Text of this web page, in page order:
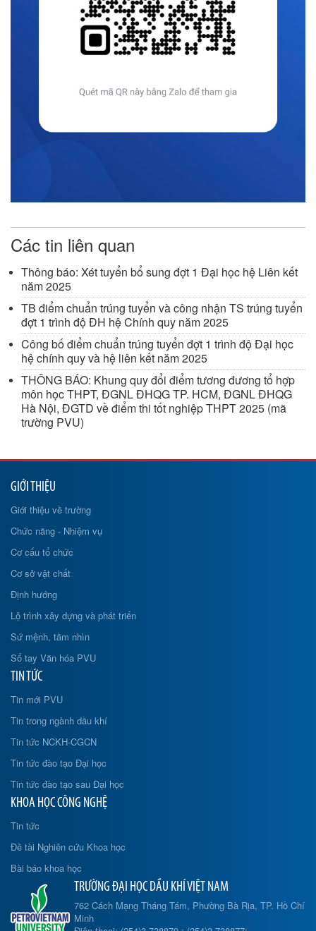
Các tin liên quan
Thông báo: Xét tuyển bổ sung đợt 1 Đại học hệ Liên kết
năm 2025
TB điểm chuẩn trúng tuyển và công nhận TS trúng tuyển
đợt 1 trình độ ĐH hệ Chính quy năm 2025
Công bố điểm chuẩn trúng tuyển đợt 1 trình độ Đại học
hệ chính quy và hệ liên kết năm 2025
THÔNG BÁO: Khung quy đổi điểm tương đương tổ hợp
môn học THPT, ĐGNL ĐHQG TP. HCM, ĐGNL ĐHQG
Hà Nội, ĐGTD về điểm thi tốt nghiệp THPT 2025 (mã
trường PVU)
GIỚI THIỆU
Giới thiệu về trường
Chức năng - Nhiệm vụ
Cơ cấu tổ chức
Cơ sở vật chất
Định hướng
Lộ trình xây dựng và phát triển
Sứ mệnh, tầm nhìn
Sổ tay Văn hóa PVU
TIN TỨC
Tin mới PVU
Tin trong ngành dầu khí
Tin tức NCKH-CGCN
Tin tức đào tạo Đại học
Tin tức đào tạo sau Đại học
KHOA HỌC CÔNG NGHỆ
Tin tức
Đề tài Nghiên cứu Khoa học
Bài báo khoa học
TRƯỜNG ĐẠI HỌC DẦU KHÍ VIỆT NAM
762 Cách Mạng Tháng Tám, Phường Bà Rịa, TP. Hồ Chí
Minh